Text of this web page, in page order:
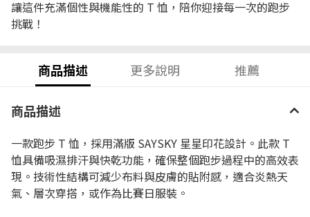
讓這件充滿個性與機能性的 T 恤，陪你迎接每一次的跑步
挑戰！
商品描述 更多說明 推薦
商品描述
一款跑步 T 恤，採用滿版 SAYSKY 星星印花設計。此款 T
恤具備吸濕排汗與快乾功能，確保整個跑步過程中的高效表
現。技術性結構可減少布料與皮膚的貼附感，適合炎熱天
氣、層次穿搭，或作為比賽日服裝。